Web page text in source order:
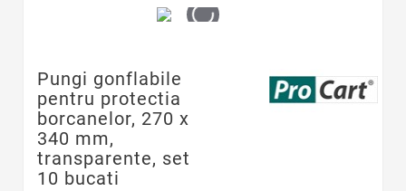
Pungi gonflabile
pentru protectia
borcanelor, 270 x
340 mm,
transparente, set
10 bucati